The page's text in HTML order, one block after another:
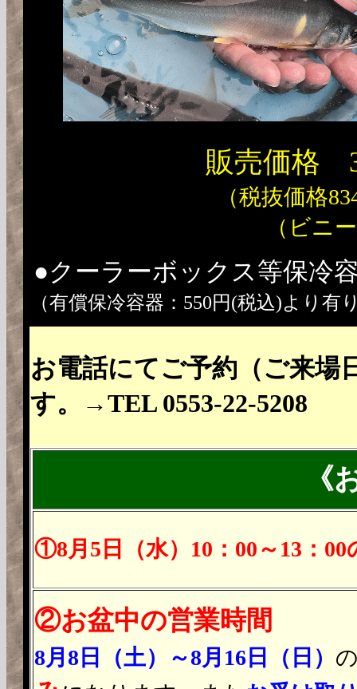
販売価格
（税抜価格
（ビニ
●クーラーボックス等保冷
（有償保冷容器：550円(税込)より有
お電話にてご予約（ご来場
す。→TEL 0553-22-5208
《
①8月5日（水）10：00～13：
②お盆中の営業時間
8月8日（土）～8月16日（日）